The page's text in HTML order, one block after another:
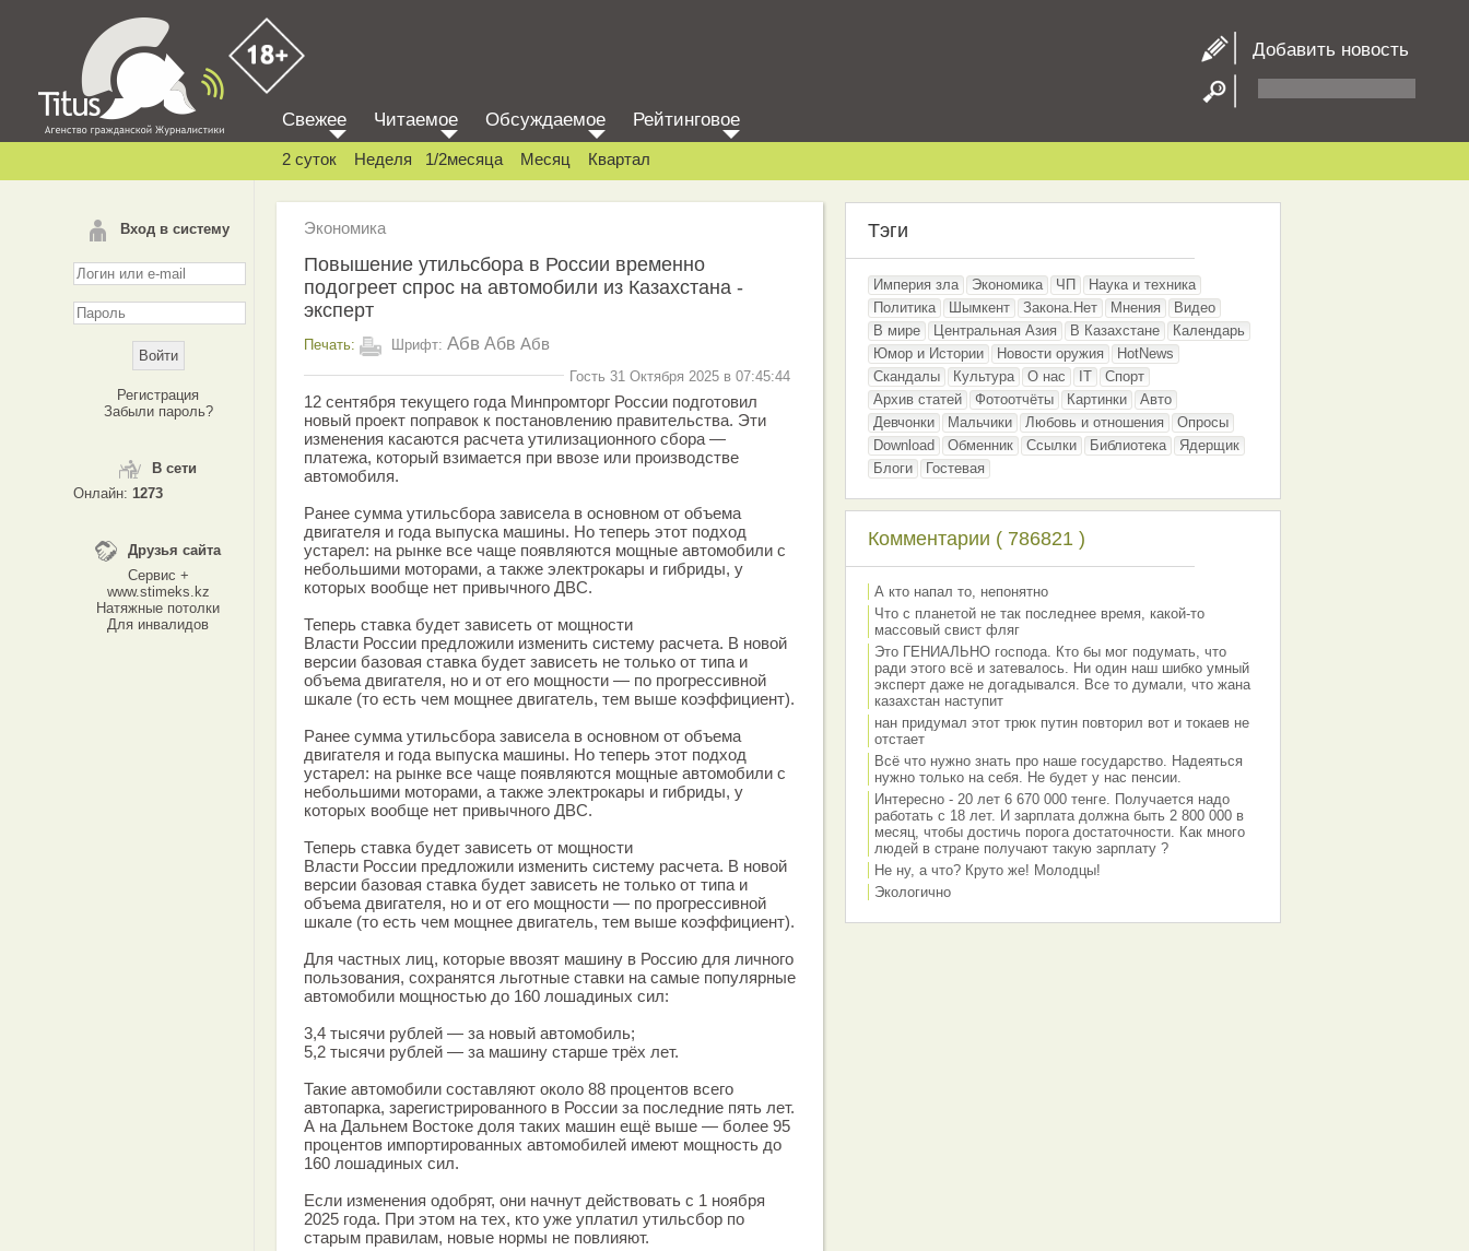
Добавить новость
Вход в систему
Регистрация
Забыли пароль?
В сети
Онлайн: 1273
Друзья сайта
Сервис +
www.stimeks.kz
Натяжные потолки
Для инвалидов
Свежее Читаемое Обсуждаемое Рейтинговое
2 суток Неделя 1/2месяца Месяц Квартал
Экономика
Повышение утильсбора в России временно
подогреет спрос на автомобили из Казахстана -
эксперт
Печать: Шрифт: Абв Абв Абв
Гость 31 Октября 2025 в 07:45:44
12 сентября текущего года Минпромторг России подготовил
новый проект поправок к постановлению правительства. Эти
изменения касаются расчета утилизационного сбора —
платежа, который взимается при ввозе или производстве
автомобиля.
Ранее сумма утильсбора зависела в основном от объема
двигателя и года выпуска машины. Но теперь этот подход
устарел: на рынке все чаще появляются мощные автомобили с
небольшими моторами, а также электрокары и гибриды, у
которых вообще нет привычного ДВС.
Теперь ставка будет зависеть от мощности
Власти России предложили изменить систему расчета. В новой
версии базовая ставка будет зависеть не только от типа и
объема двигателя, но и от его мощности — по прогрессивной
шкале (то есть чем мощнее двигатель, тем выше коэффициент).
Ранее сумма утильсбора зависела в основном от объема
двигателя и года выпуска машины. Но теперь этот подход
устарел: на рынке все чаще появляются мощные автомобили с
небольшими моторами, а также электрокары и гибриды, у
которых вообще нет привычного ДВС.
Теперь ставка будет зависеть от мощности
Власти России предложили изменить систему расчета. В новой
версии базовая ставка будет зависеть не только от типа и
объема двигателя, но и от его мощности — по прогрессивной
шкале (то есть чем мощнее двигатель, тем выше коэффициент).
Для частных лиц, которые ввозят машину в Россию для личного
пользования, сохранятся льготные ставки на самые популярные
автомобили мощностью до 160 лошадиных сил:
3,4 тысячи рублей — за новый автомобиль;
5,2 тысячи рублей — за машину старше трёх лет.
Такие автомобили составляют около 88 процентов всего
автопарка, зарегистрированного в России за последние пять лет.
А на Дальнем Востоке доля таких машин ещё выше — более 95
процентов импортированных автомобилей имеют мощность до
160 лошадиных сил.
Если изменения одобрят, они начнут действовать с 1 ноября
2025 года. При этом на тех, кто уже уплатил утильсбор по
старым правилам, новые нормы не повлияют.
Тэги
Империя зла Экономика ЧП
Наука и техника
Политика
Шымкент Закона.Нет Мнения
Видео
В мире
Центральная Азия В Казахстане
Календарь
Юмор и Истории
Новости оружия
HotNews
Скандалы
Культура О нас IT
Спорт
Архив статей
Фотоотчёты Картинки
Авто
Девчонки
Мальчики Любовь и отношения
Опросы
Download
Обменник Ссылки Библиотека
Ядерщик
Блоги
Гостевая
Комментарии ( 786821 )
А кто напал то, непонятно
Что с планетой не так последнее время, какой-то
массовый свист фляг
Это ГЕНИАЛЬНО господа. Кто бы мог подумать, что
ради этого всё и затевалось. Ни один наш шибко умный
эксперт даже не догадывался. Все то думали, что жана
казахстан наступит
нан придумал этот трюк путин повторил вот и токаев не
отстает
Всё что нужно знать про наше государство. Надеяться
нужно только на себя. Не будет у нас пенсии.
Интересно - 20 лет 6 670 000 тенге. Получается надо
работать с 18 лет. И зарплата должна быть 2 800 000 в
месяц, чтобы достичь порога достаточности. Как много
людей в стране получают такую зарплату ?
Не ну, а что? Круто же! Молодцы!
Экологично